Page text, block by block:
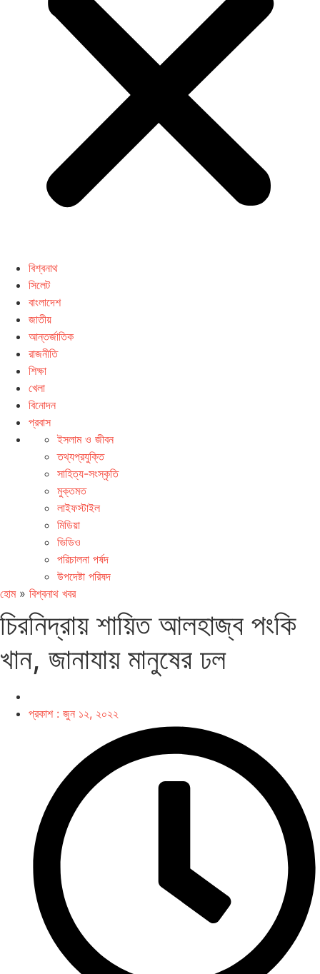
বিশ্বনাথ
সিলেট
বাংলাদেশ
জাতীয়
আন্তর্জাতিক
রাজনীতি
শিক্ষা
খেলা
বিনোদন
প্রবাস
ইসলাম ও জীবন
তথ্যপ্রযুক্তি
সাহিত্য-সংস্কৃতি
মুক্তমত
লাইফস্টাইল
মিডিয়া
ভিডিও
পরিচালনা পর্ষদ
উপদেষ্টা পরিষদ
হোম» বিশ্বনাথ খবর
চিরনিদ্রায় শায়িত আলহাজ্ব পংকি
খান, জানাযায় মানুষের ঢল
প্রকাশ : জুন ১২, ২০২২